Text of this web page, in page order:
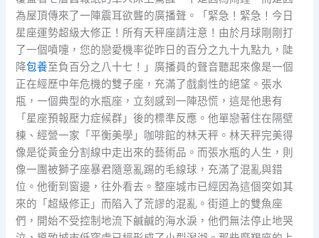
為屋頂傳來了一陣震耳欲聾的廣播聲。「緊急！緊急！今日
星座運勢超級大修正！所有天秤座請注意！由於月球剛剛打
了一個噴嚏，您的戀愛機率從昨日的百分之九十九點九，陡
降包養至負百分之八十七！」廣播員的聲音聽起來像是一個
正在經歷中年危機的雙子座，充滿了戲劇性的絕望。張水
瓶，一個典型的水瓶座，立刻感到一陣恐慌，這是他患有
「星座預報壓力症候群」後的標準反應。他單戀著住在隔壁
棟、經營一家「平衡美學」咖啡館的林天秤。林天秤完美得
像是從黃金分割線中走出來的藝術品。而張水瓶的人生，則
像一團被獅子座暴君隨意亂踢的毛線球，充滿了混亂與錯
位。他衝到窗邊，往外看去。整座城市已經因為這個突如其
來的「超級修正」而陷入了荒謬的混亂。街道上的雙魚座
們，開始不受控制地流下鹹鹹的海水淚，他們無法停止地哭